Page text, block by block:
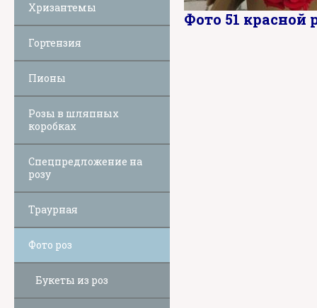
Хризантемы
Гортензия
Пионы
Розы в шляпных
коробках
Спецпредложение на
розу
Траурная
Фото роз
Букеты из роз
Фото 51